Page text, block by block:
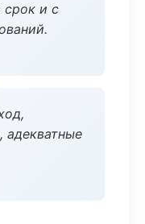
срок и с
адекватные